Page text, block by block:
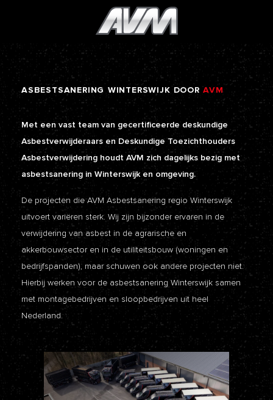
ASBESTSANERING WINTERSWIJK DOOR AVM
Met een vast team van gecertificeerde deskundige
Asbestverwijderaars en Deskundige Toezichthouders
Asbestverwijdering houdt AVM zich dagelijks bezig met
asbestsanering in Winterswijk en omgeving.
De projecten die AVM Asbestsanering regio Winterswijk
uitvoert variëren sterk. Wij zijn bijzonder ervaren in de
verwijdering van asbest in de agrarische en
akkerbouwsector en in de utiliteitsbouw (woningen en
bedrijfspanden), maar schuwen ook andere projecten niet.
Hierbij werken voor de asbestsanering Winterswijk samen
met montagebedrijven en sloopbedrijven uit heel
Nederland.